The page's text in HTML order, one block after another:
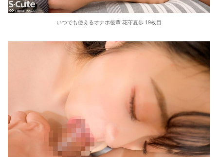
いつでも使えるオナホ後輩 花守夏歩 19枚目